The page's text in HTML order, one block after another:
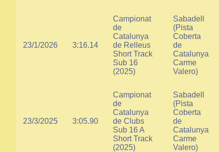
23/1/2026 3:16.14
Campionat
de
Catalunya
de Relleus
Short Track
Sub 16
(2025)
Sabadell
(Pista
Coberta
de
Catalunya
Carme
Valero)
23/3/2025 3:05.90
Campionat
de
Catalunya
de Clubs
Sub 16 A
Short Track
(2025)
Sabadell
(Pista
Coberta
de
Catalunya
Carme
Valero)